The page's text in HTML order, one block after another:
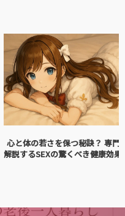
心と体の若さを保つ秘訣？ 専門
解説するSEXの驚くべき健康効果